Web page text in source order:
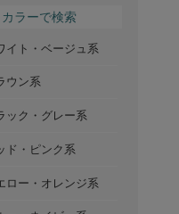
カラーで検索
イト・ベージュ系
ウン系
ック・グレー系
ド・ピンク系
ロー・オレンジ系